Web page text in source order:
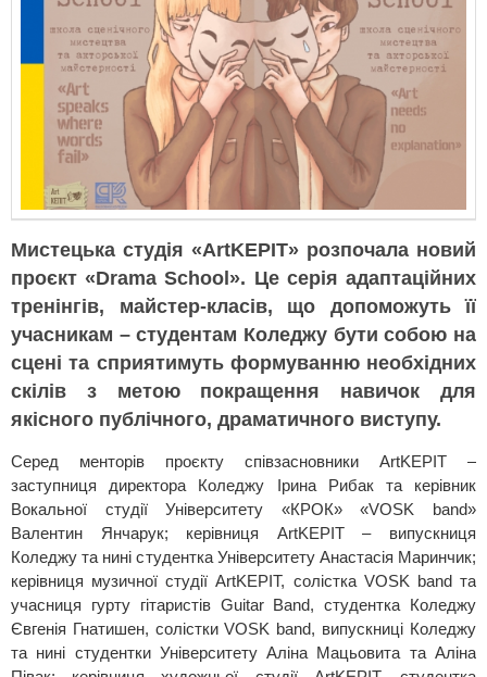
Мистецька студія «ArtKEPIT» розпочала новий
проєкт «Drama School». Це серія адаптаційних
тренінгів, майстер-класів, що допоможуть її
учасникам – студентам Коледжу бути собою на
сцені та сприятимуть формуванню необхідних
скілів з метою покращення навичок для
якісного публічного, драматичного виступу.
Серед менторів проєкту співзасновники ArtKEPIT –
заступниця директора Коледжу Ірина Рибак та керівник
Вокальної студії Університету «КРОК» «VOSK band»
Валентин Янчарук; керівниця ArtKEPIT – випускниця
Коледжу та нині студентка Університету Анастасія Маринчик;
керівниця музичної студії ArtKEPIT, солістка VOSK band та
учасниця гурту гітаристів Guitar Band, студентка Коледжу
Євгенія Гнатишен, солістки VOSK band, випускниці Коледжу
та нині студентки Університету Аліна Мацьовита та Аліна